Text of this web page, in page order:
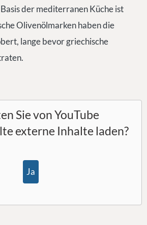
der mediterranen Küche ist
Olivenölmarken haben die
lange bevor griechische
Sie vonYouTube
externe Inhalte laden?
Ja